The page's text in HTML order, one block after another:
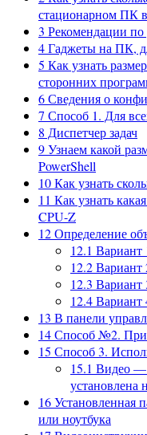
стационарном ПК
3 Рекомендации
4Гаджеты на ПК,
5 Как узнать
сторонних
6Сведения о
7 Способ 1. Для
8 Диспетчер задач
9Узнаем какой
PowerShell
10Как узнать
11 Как узнать
CPU-Z
12Определение
12.1 Вариант
12.2Вариант
12.3 Вариант
12.4Вариант
13 В панели
14Способ №2.
15 Способ 3.
15.1 Видео —
16Установленная
или ноутбука